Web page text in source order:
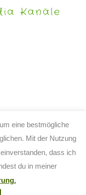
Kanäle
eine bestmögliche
Mit der Nutzung
dass ich
du in meiner